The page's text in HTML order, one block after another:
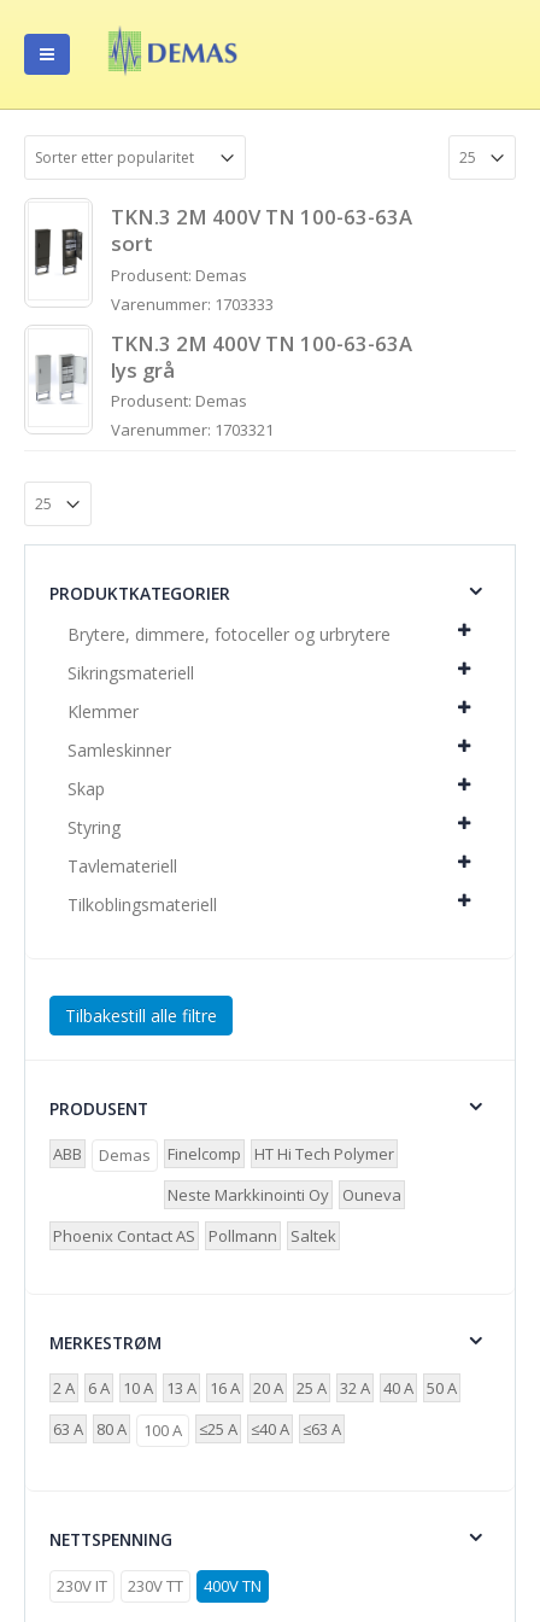
TKN.3 2M 400V TN 100-63-63A
sort
Produsent: Demas
Varenummer: 1703333
TKN.3 2M 400V TN 100-63-63A
lys grå
Produsent: Demas
Varenummer: 1703321
PRODUKTKATEGORIER
Brytere, dimmere, fotoceller og urbrytere
Sikringsmateriell
Klemmer
Samleskinner
Skap
Styring
Tavlemateriell
Tilkoblingsmateriell
Tilbakestill alle filtre
PRODUSENT
ABB Demas Finelcomp
HT Hi Tech Polymer
Neste Markkinointi Oy
Ouneva
Phoenix Contact AS
Pollmann Saltek
MERKESTRØM
2 A 6 A 10 A 13 A 16 A 20 A 25 A 32 A 40 A
50 A
63 A
80 A 100 A ≤25 A ≤40 A ≤63 A
NETTSPENNING
230V IT 230V TT 400V TN